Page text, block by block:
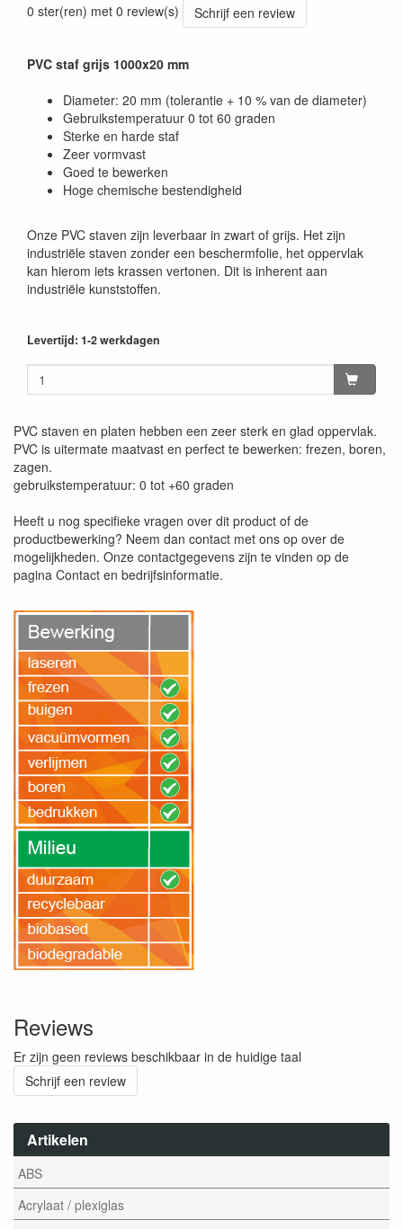
Artikelen
ABS
Acrylaat / plexiglas
0 ster(ren) met 0 review(s)
Schrijf een review
PVC staf grijs 1000x20 mm
Diameter: 20 mm (tolerantie + 10 % van de diameter)
Gebruikstemperatuur 0 tot 60 graden
Sterke en harde staf
Zeer vormvast
Goed te bewerken
Hoge chemische bestendigheid
Onze PVC staven zijn leverbaar in zwart of grijs. Het zijn
industriële staven zonder een beschermfolie, het oppervlak
kan hierom iets krassen vertonen. Dit is inherent aan
industriële kunststoffen.
Levertijd: 1-2 werkdagen
PVC staven en platen hebben een zeer sterk en glad oppervlak.
PVC is uitermate maatvast en perfect te bewerken: frezen, boren,
zagen.
gebruikstemperatuur: 0 tot +60 graden
Heeft u nog specifieke vragen over dit product of de
productbewerking? Neem dan contact met ons op over de
mogelijkheden. Onze contactgegevens zijn te vinden op de
pagina Contact en bedrijfsinformatie.
Reviews
Er zijn geen reviews beschikbaar in de huidige taal
Schrijf een review